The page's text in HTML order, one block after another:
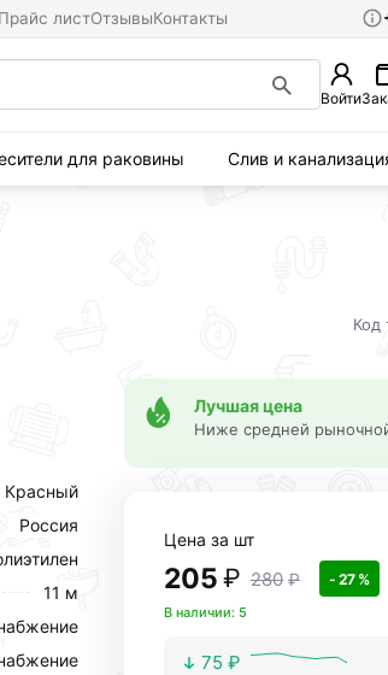
Прайс листОтзывыКонтакты
Войти
для раковины Слив и
Код
Красный
Россия
11 м
Лучшая цена
Ниже средней
Цена за шт
205 ₽ 280 ₽ - 27 %
В наличии: 5
75 ₽